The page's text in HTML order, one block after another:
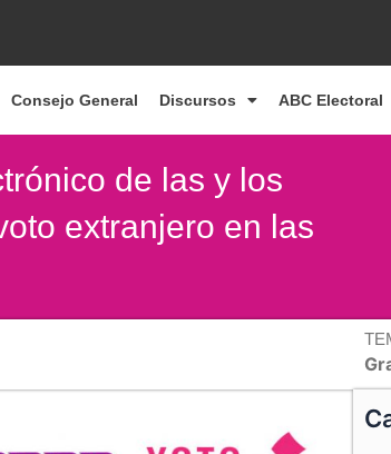
Consejo General Discursos ABC Electoral
de las y los
extranjero en las